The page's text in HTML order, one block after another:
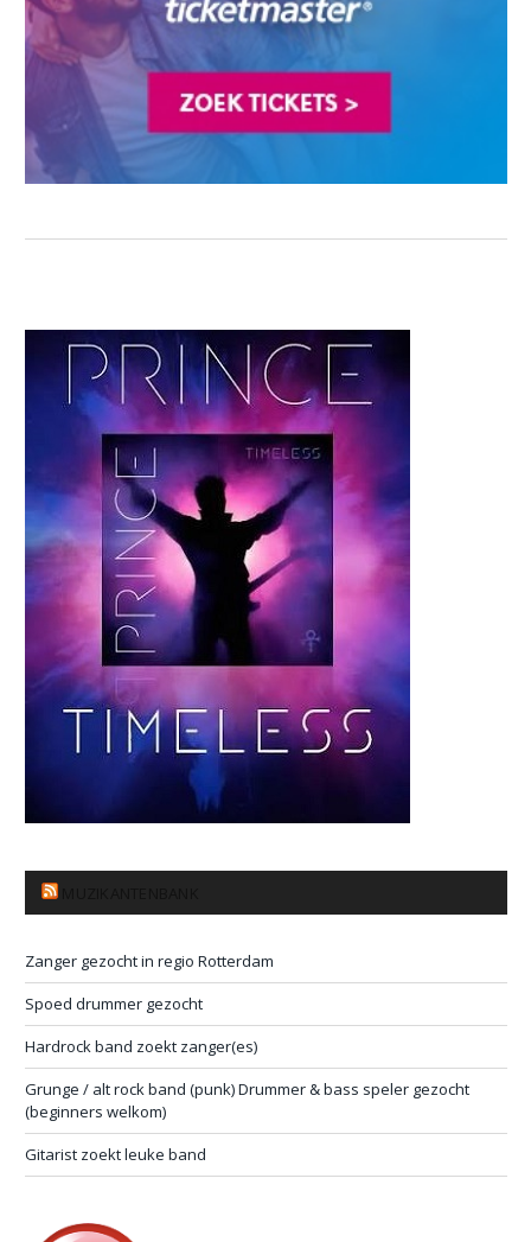
Zanger gezocht in regio Rotterdam
Spoed drummer gezocht
Hardrock band zoekt zanger(es)
Grunge / alt rock band (punk) Drummer & bass speler gezocht
(beginners welkom)
Gitarist zoekt leuke band